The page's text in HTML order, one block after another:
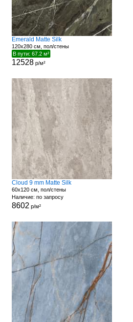
Emerald Matte Silk
120x280 см, пол/стены
В пути: 67.2 м²
12528р/м²
Cloud 9 mm Matte Silk
60x120 см, пол/стены
Наличие: по запросу
8602 р/м²